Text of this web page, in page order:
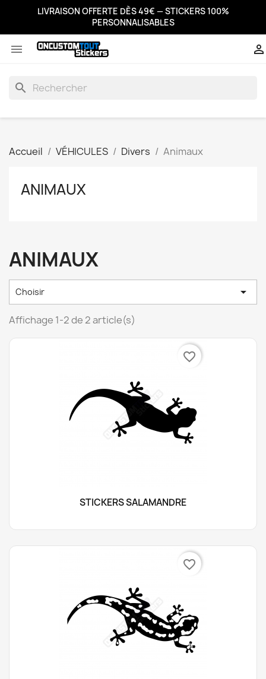
LIVRAISON OFFERTE DÈS 49€ — STICKERS 100%
PERSONNALISABLES
 
search
Accueil VÉHICULES Divers Animaux
ANIMAUX
ANIMAUX
Choisir 
Affichage 1-2 de 2 article(s)
STICKERS SALAMANDRE
favorite_border
favorite_border